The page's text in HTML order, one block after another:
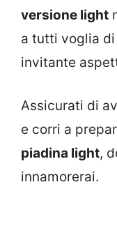
versione light
a tutti voglia
invitante
Assicurati di
e corri a
piadina light,
innamorerai.